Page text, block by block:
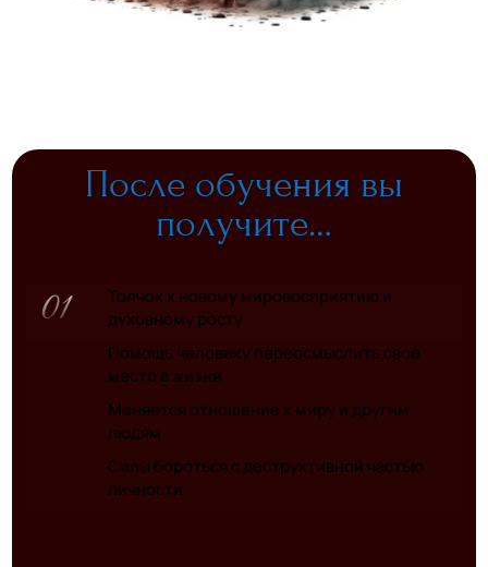
После обучения вы
получите…
Толчок к новому мировосприятию и
духовному росту
Помощь человеку переосмыслить свое
место в жизни
Меняется отношение к миру и другим
людям
Силы бороться с деструктивной частью
личности